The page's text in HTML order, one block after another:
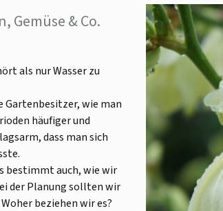
Gemüse & Co.
als nur Wasser zu
Gartenbesitzer, wie man
häufiger und
dass man sich
bestimmt auch, wie wir
der Planung sollten wir
beziehen wir es?